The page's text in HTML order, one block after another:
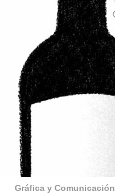
Gráfica y Comunicación